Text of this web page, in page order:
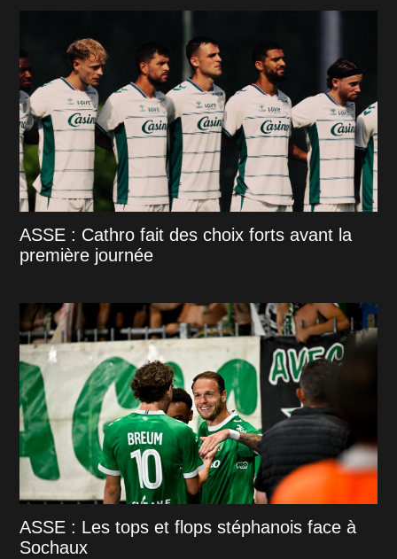
ASSE : Cathro fait des choix forts avant la
première journée
ASSE : Les tops et flops stéphanois face à
Sochaux